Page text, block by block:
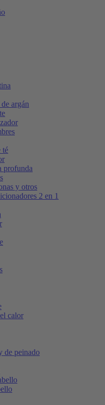
argán
té
profunda
y otros
2 en 1
calor
de peinado